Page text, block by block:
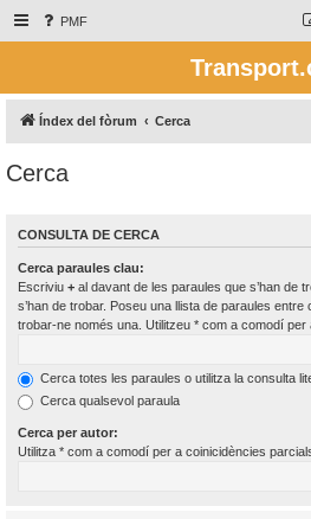
PMF
Índex del fòrum Cerca
Cerca
CONSULTA DE CERCA
Cerca paraules clau:
Escriviu + al davant de les paraules que s’han de
s’han de trobar. Poseu una llista de paraules
trobar-ne només una. Utilitzeu * com a comodí per
Cerca totes les paraules o utilitza la consulta
Cerca qualsevol paraula
Cerca per autor:
Utilitza * com a comodí per a coinicidències